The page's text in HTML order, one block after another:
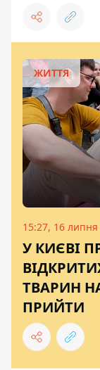
ЖИТТЯ
15:27, 16
У КИЄВІ
ТВАРИН
ПРИЙТИ